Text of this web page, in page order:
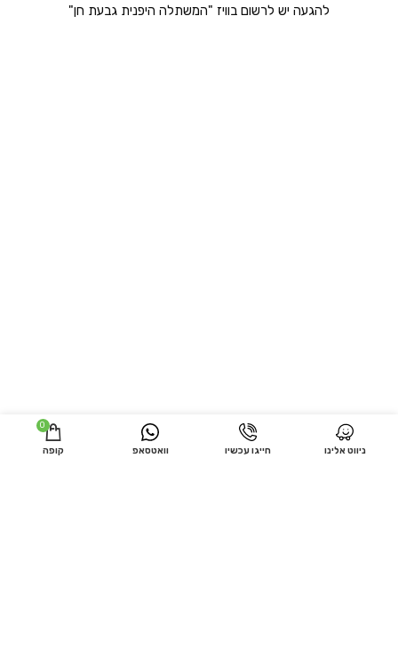
להגעה יש לרשום בוויז "המשתלה היפנית גבעת חן"
ניווט אלינו חייגו עכשיו וואטסאפ
0
קופה